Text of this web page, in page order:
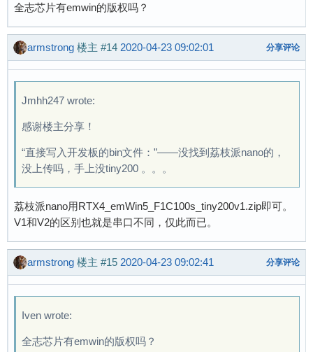
全志芯片有emwin的版权吗？
armstrong 楼主 #14 2020-04-23 09:02:01 分享评论
Jmhh247 wrote:
感谢楼主分享！
“直接写入开发板的bin文件：”——没找到荔枝派nano的，
没上传吗，手上没tiny200 。。。
荔枝派nano用RTX4_emWin5_F1C100s_tiny200v1.zip即可。
V1和V2的区别也就是串口不同，仅此而已。
armstrong 楼主 #15 2020-04-23 09:02:41 分享评论
Iven wrote:
全志芯片有emwin的版权吗？